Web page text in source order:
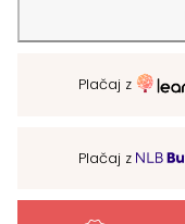
K13/PN,
Plačaj z
Plačaj z